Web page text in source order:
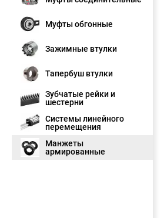
Муфты обгонные
Зажимные втулки
Тапербуш втулки
Зубчатые рейки и
шестерни
Системы линейного
перемещения
Манжеты
армированные